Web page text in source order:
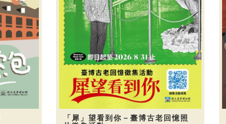
「犀」望看到你－臺博古老回憶照